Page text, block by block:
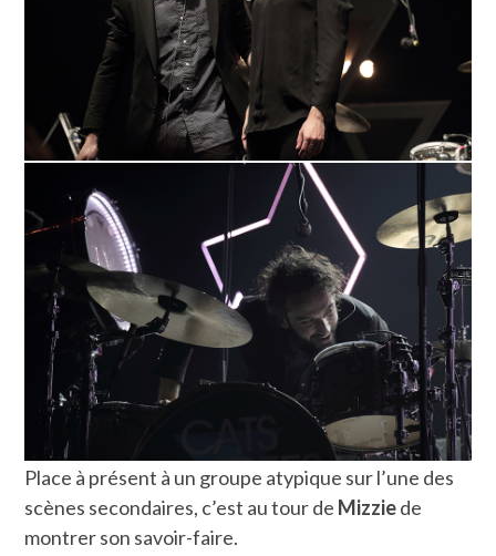
Place à présent à un groupe atypique sur l’une des
scènes secondaires, c’est au tour de Mizziede
montrer son savoir-faire.